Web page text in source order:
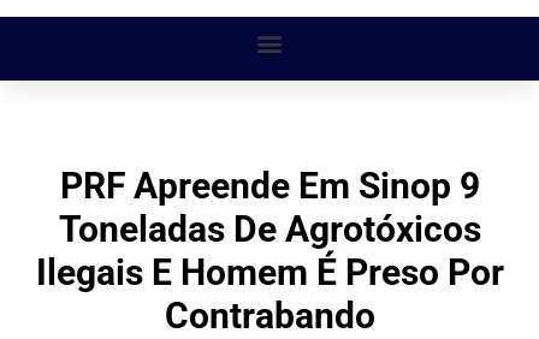
PRF Apreende Em Sinop 9
Toneladas De Agrotóxicos
Ilegais E Homem É Preso Por
Contrabando